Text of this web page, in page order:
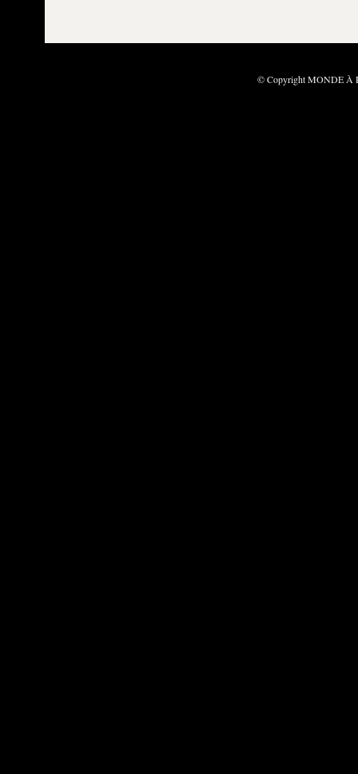
© Copyright MONDE À